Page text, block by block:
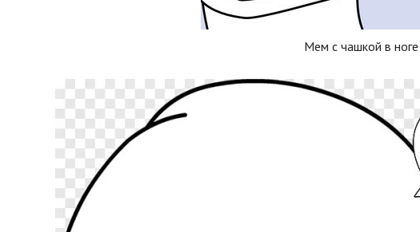
Мем с чашкой в ноге